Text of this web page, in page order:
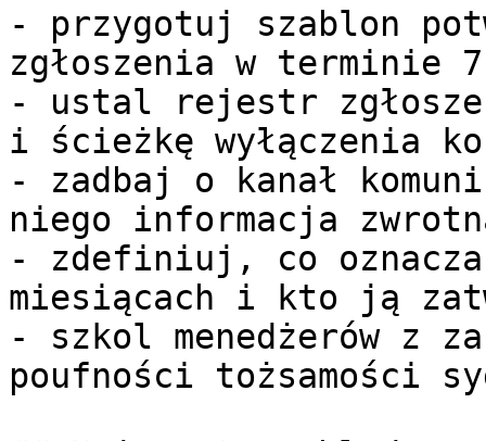
- przygotuj szablon
zgłoszenia w terminie
- ustal rejestr
i ścieżkę wyłączenia
- zadbaj o kanał
niego informacja
- zdefiniuj, co
miesiącach i kto ją
- szkol menedżerów z
poufności tożsamości